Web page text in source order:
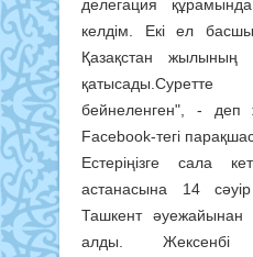
делегация
келдім. Екі ел
Қазақстан жылының
бейнеленген", - деп
Facebook-тегі
Естеріңізге сала
астанасына 14
Ташкент
алды. Жексенбі